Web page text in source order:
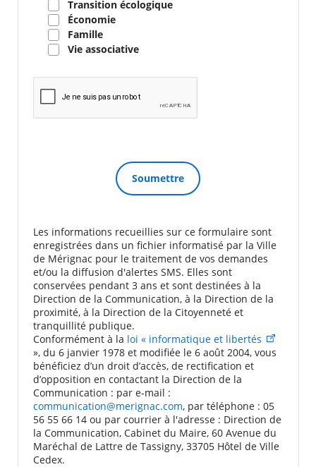
Transition écologique
Économie
Famille
Vie associative
Les informations recueillies sur ce formulaire sont
enregistrées dans un fichier informatisé par la Ville
de Mérignac pour le traitement de vos demandes
et/ou la diffusion d'alertes SMS. Elles sont
conservées pendant 3 ans et sont destinées à la
Direction de la Communication, à la Direction de la
proximité, à la Direction de la Citoyenneté et
tranquillité publique.
Conformément à la loi « informatique et libertés
», du 6 janvier 1978 et modifiée le 6 août 2004, vous
bénéficiez d’un droit d’accès, de rectification et
d’opposition en contactant la Direction de la
Communication : par e-mail :
communication@merignac.com, par téléphone : 05
56 55 66 14 ou par courrier à l'adresse : Direction de
la Communication, Cabinet du Maire, 60 Avenue du
Maréchal de Lattre de Tassigny, 33705 Hôtel de Ville
Cedex.